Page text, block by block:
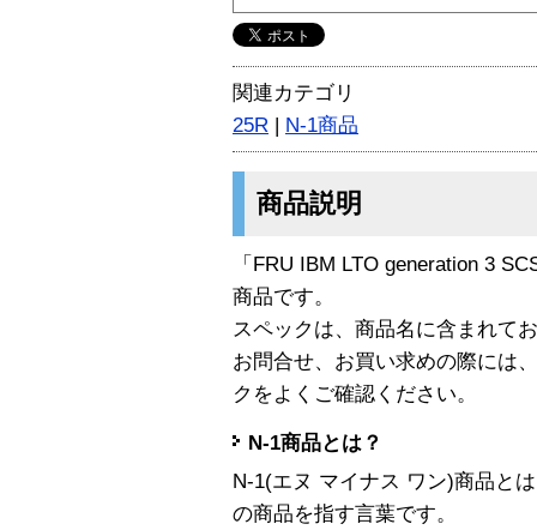
関連カテゴリ
25R | N-1商品
商品説明
「FRU IBM LTO generation 3
商品です。
スペックは、商品名に含まれて
お問合せ、お買い求めの際には
クをよくご確認ください。
N-1商品とは？
N-1(エヌ マイナス ワン)商品と
の商品を指す言葉です。